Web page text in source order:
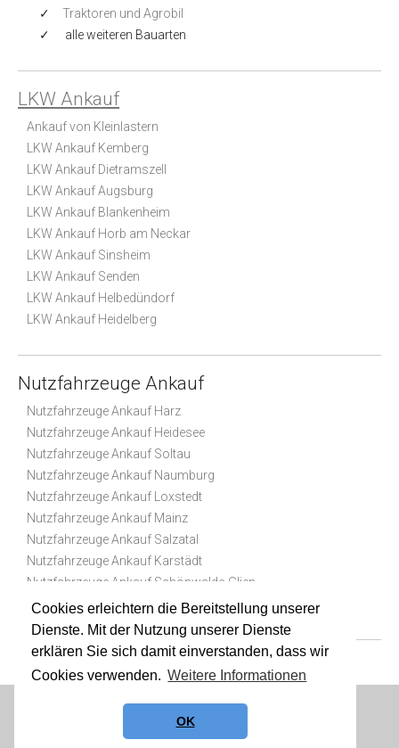
Cookies erleichtern die Bereitstellung unserer
Dienste. Mit der Nutzung unserer Dienste
erklären Sie sich damit einverstanden, dass wir
Cookies verwenden. Weitere Informationen
OK
Traktoren und Agrobil
alle weiteren Bauarten
LKW Ankauf
Ankauf von Kleinlastern
LKW Ankauf Kemberg
LKW Ankauf Dietramszell
LKW Ankauf Augsburg
LKW Ankauf Blankenheim
LKW Ankauf Horb am Neckar
LKW Ankauf Sinsheim
LKW Ankauf Senden
LKW Ankauf Helbedündorf
LKW Ankauf Heidelberg
Nutzfahrzeuge Ankauf
Nutzfahrzeuge Ankauf Harz
Nutzfahrzeuge Ankauf Heidesee
Nutzfahrzeuge Ankauf Soltau
Nutzfahrzeuge Ankauf Naumburg
Nutzfahrzeuge Ankauf Loxstedt
Nutzfahrzeuge Ankauf Mainz
Nutzfahrzeuge Ankauf Salzatal
Nutzfahrzeuge Ankauf Karstädt
Nutzfahrzeuge Ankauf Schönwalde-Glien
Nutzfahrzeuge Ankauf Geseke
|Impressum